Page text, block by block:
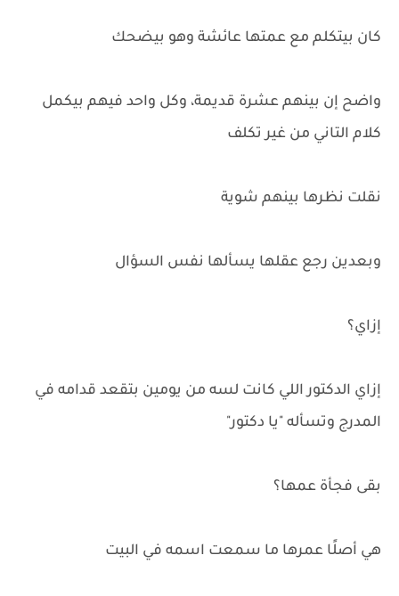
كان بيتكلم مع عمتها عائشة وهو بيضحك
واضح إن بينهم عشرة قديمة، وكل واحد فيهم بيكمل
كلام التاني من غير تكلف
نقلت نظرها بينهم شوية
وبعدين رجع عقلها يسألها نفس السؤال
إزاي؟
إزاي الدكتور اللي كانت لسه من يومين بتقعد قدامه في
المدرج وتسأله "يا دكتور"
بقى فجأة عمها؟
هي أصلًا عمرها ما سمعت اسمه في البيت